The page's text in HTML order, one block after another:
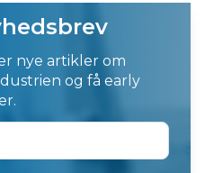
nye artikler om
og få early